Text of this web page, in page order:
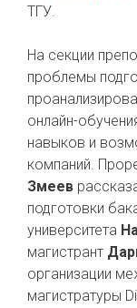
ТГУ.
На секции
проблемы
онлайн-
навыков и
компаний.
Змеев
подготовки
университета
магистрант
организации
магистратуры